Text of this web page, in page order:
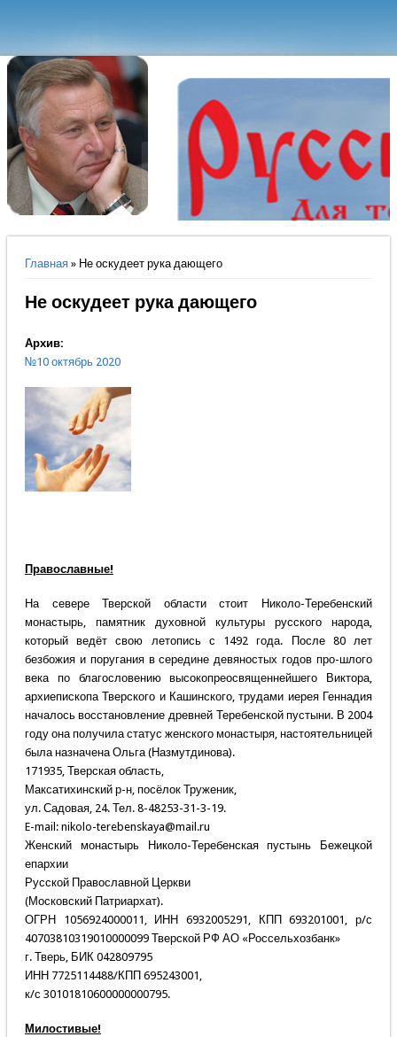
Вы здесь
Главная» Не оскудеет рука дающего
Не оскудеет рука дающего
Архив:
№10 октябрь 2020
Православные!
На севере Тверской области стоит Николо-Теребенский
монастырь, памятник духовной культуры русского народа,
который ведёт свою летопись с 1492 года. После 80 лет
безбожия и поругания в середине девяностых годов про-шлого
века по благословению высокопреосвященнейшего Виктора,
архиепископа Тверского и Кашинского, трудами иерея Геннадия
началось восстановление древней Теребенской пустыни. В 2004
году она получила статус женского монастыря, настоятельницей
была назначена Ольга (Назмутдинова).
171935, Тверская область,
Максатихинский р-н, посёлок Труженик,
ул. Садовая, 24. Тел. 8-48253-31-3-19.
E-mail: nikolo-terebenskaya@mail.ru
Женский монастырь Николо-Теребенская пустынь Бежецкой
епархии
Русской Православной Церкви
(Московский Патриархат).
ОГРН 1056924000011, ИНН 6932005291, КПП 693201001, р/с
40703810319010000099 Тверской РФ АО «Россельхозбанк»
г. Тверь, БИК 042809795
ИНН 7725114488/КПП 695243001,
к/с 30101810600000000795.
Милостивые!